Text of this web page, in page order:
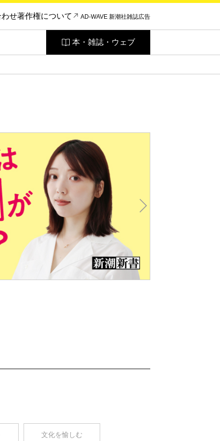
わせ著作権について AD-WAVE 新潮社雑誌広告
本・雑誌・ウェブ
文化を愉しむ